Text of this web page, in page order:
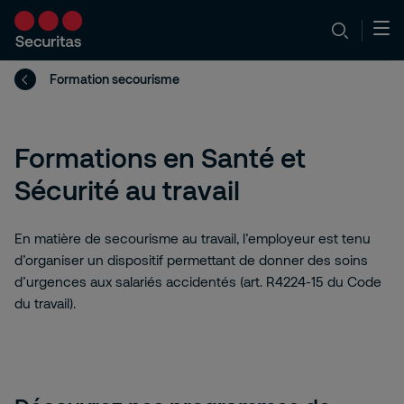
Formation secourisme
Formations en Santé et
Sécurité au travail
En matière de secourisme au travail, l’employeur est tenu
d’organiser un dispositif permettant de donner des soins
d’urgences aux salariés accidentés (art. R4224-15 du Code
du travail).